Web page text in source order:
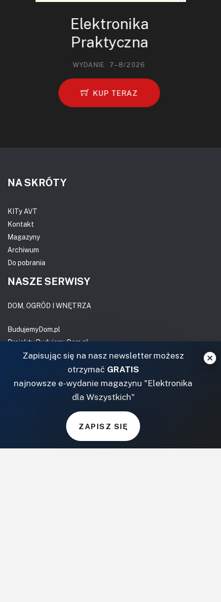
Elektronika
Praktyczna
WYDANIE: 7–8/2026
KUP TERAZ
NA SKRÓTY
KITy AVT
Kontakt
Magazyny
Archiwum
Do pobrania
NASZE SERWISY
DOM, OGRÓD I WNĘTRZA
BudujemyDom.pl
Projekty.BudujemyDom.pl
CoZaIle.pl
Informator Budownictwa
ZielonyOgródek.pl
MagazynGitarzysta.pl
Zapisując się na nasz newsletter możesz
otrzymać GRATIS
najnowsze e-wydanie magazynu "Elektronika
dla Wszystkich"
ZAPISZ SIĘ